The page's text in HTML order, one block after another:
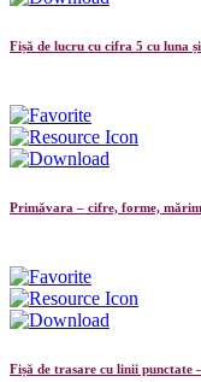
Fișă de lucru cu cifra 5 cu luna
Primăvara – cifre, forme,
Fișă de trasare cu linii